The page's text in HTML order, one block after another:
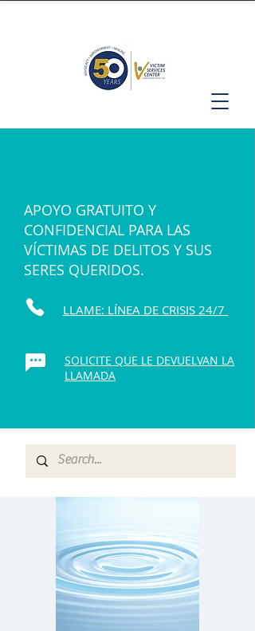
APOYO GRATUITO Y
CONFIDENCIAL PARA LAS
VÍCTIMAS DE DELITOS Y SUS
SERES QUERIDOS.
LLAME: LÍNEA DE CRISIS 24/7
SOLICITE QUE LE DEVUELVAN LA
LLAMADA